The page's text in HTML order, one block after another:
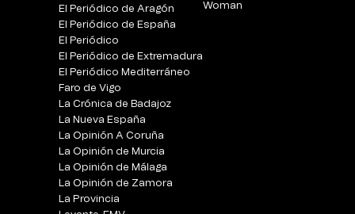
El Periódico de Aragón
El Periódico de España
El Periódico
El Periódico de Extremadura
El Periódico Mediterráneo
Faro de Vigo
La Crónica de Badajoz
La Nueva España
La Opinión A Coruña
La Opinión de Murcia
La Opinión de Málaga
La Opinión de Zamora
La Provincia
Woman